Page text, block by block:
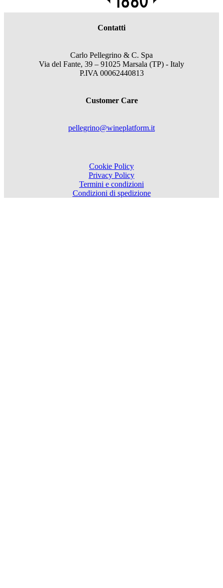
Contatti
Carlo Pellegrino & C. Spa
Via del Fante, 39 – 91025 Marsala (TP) - Italy
P.IVA 00062440813
Customer Care
pellegrino@wineplatform.it
Cookie Policy
Privacy Policy
Termini e condizioni
Condizioni di spedizione